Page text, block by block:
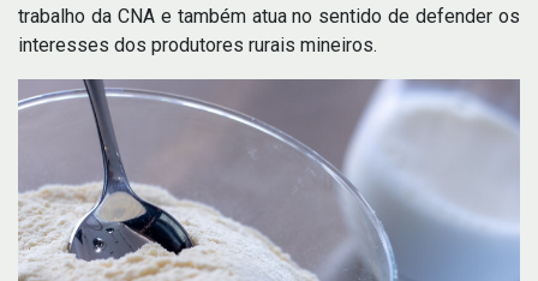
trabalho da CNA e também atua no sentido de defender os
interesses dos produtores rurais mineiros.